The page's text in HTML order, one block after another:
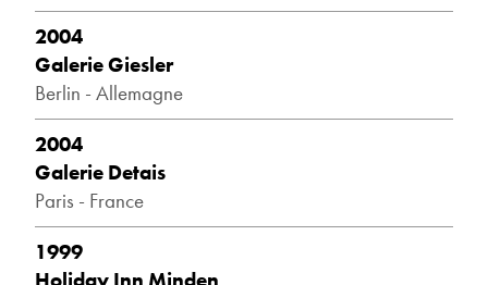
2004
Galerie Giesler
Berlin - Allemagne
2004
Galerie Detais
Paris - France
1999